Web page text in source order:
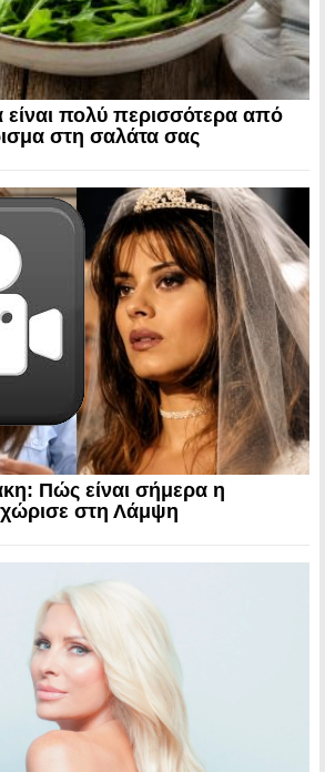
είναι πολύ περισσότερα από
στη σαλάτα σας
Πώς είναι σήμερα η
στη Λάμψη